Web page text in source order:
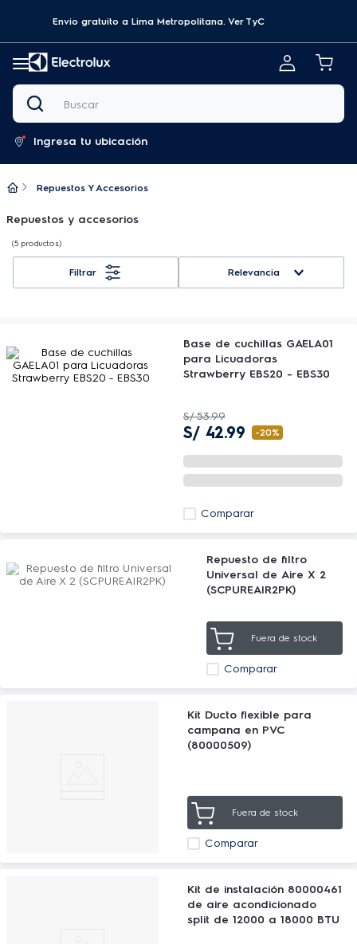
Envio gratuito a Lima Metropolitana.Ver TyC
Buscar
Ingresa tu ubicación
Repuestos Y Accesorios
Repuestos y accesorios
5 productos
Relevancia
Base de cuchillas GAELA01
para Licuadoras
Strawberry EBS20 - EBS30
S/ 53.99
S/ 42.99 -20%
Comparar
Repuesto de filtro
Universal de Aire X 2
(SCPUREAIR2PK)
Fuera de stock
Comparar
Kit Ducto flexible para
campana en PVC
(80000509)
Fuera de stock
Comparar
Kit de instalación 80000461
de aire acondicionado
split de 12000 a 18000 BTU